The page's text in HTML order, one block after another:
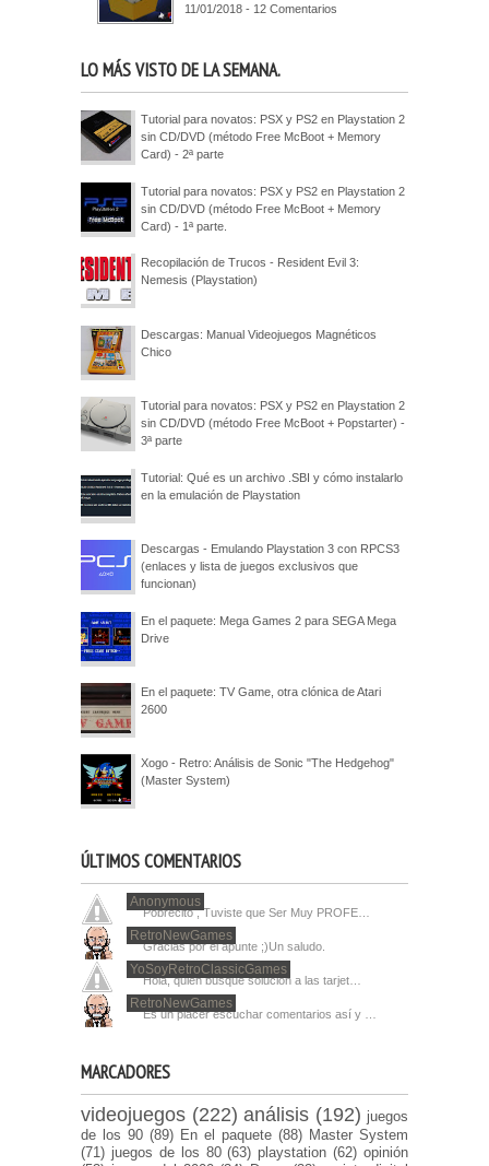
11/01/2018 - 12 Comentarios
LO MÁS VISTO DE LA SEMANA.
Tutorial para novatos: PSX y PS2 en Playstation 2
sin CD/DVD (método Free McBoot + Memory
Card) - 2ª parte
Tutorial para novatos: PSX y PS2 en Playstation 2
sin CD/DVD (método Free McBoot + Memory
Card) - 1ª parte.
Recopilación de Trucos - Resident Evil 3:
Nemesis (Playstation)
Descargas: Manual Videojuegos Magnéticos
Chico
Tutorial para novatos: PSX y PS2 en Playstation 2
sin CD/DVD (método Free McBoot + Popstarter) -
3ª parte
Tutorial: Qué es un archivo .SBI y cómo instalarlo
en la emulación de Playstation
Descargas - Emulando Playstation 3 con RPCS3
(enlaces y lista de juegos exclusivos que
funcionan)
En el paquete: Mega Games 2 para SEGA Mega
Drive
En el paquete: TV Game, otra clónica de Atari
2600
Xogo - Retro: Análisis de Sonic "The Hedgehog"
(Master System)
ÚLTIMOS COMENTARIOS
Anonymous
Pobrecito , Tuviste que Ser Muy PROFE…
RetroNewGames
Gracias por el apunte ;)Un saludo.
YoSoyRetroClassicGames
Hola, quien busque solucion a las tarjet…
RetroNewGames
Es un placer escuchar comentarios así y …
MARCADORES
videojuegos (222) análisis (192) juegos
de los 90 (89) En el paquete (88) Master System
(71) juegos de los 80 (63) playstation (62) opinión